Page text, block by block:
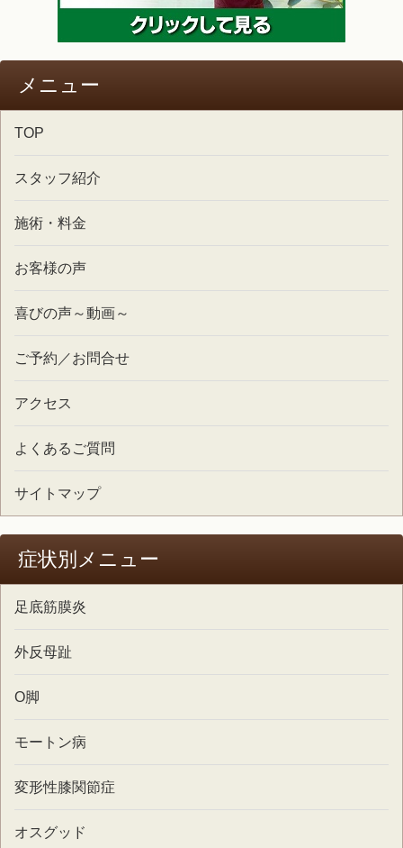
メニュー
TOP
スタッフ紹介
施術・料金
お客様の声
喜びの声～動画～
ご予約／お問合せ
アクセス
よくあるご質問
サイトマップ
症状別メニュー
足底筋膜炎
外反母趾
O脚
モートン病
変形性膝関節症
オスグッド